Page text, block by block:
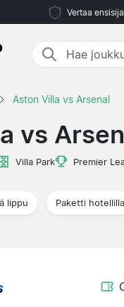
Vertaa
Aston Villa vs Arsenal
vs
Villa Park Premier
lippu Paketti hotellilla